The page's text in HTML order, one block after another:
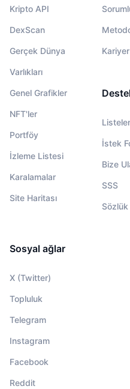
Kripto API
DexScan
Gerçek Dünya
Varlıkları
Genel Grafikler
NFT'ler
Portföy
İzleme Listesi
Karalamalar
Site Haritası
Kariyer
İstek
Bize
SSS
Sözlük
Sosyal ağlar
X (Twitter)
Topluluk
Telegram
Instagram
Facebook
Reddit